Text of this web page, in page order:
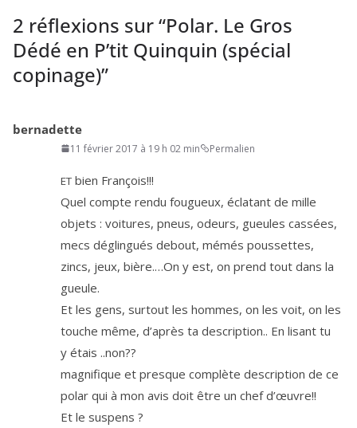
2 réflexions sur “Polar. Le Gros
Dédé en P’tit Quinquin (spécial
copinage)”
bernadette
11 février 2017 à 19 h 02 min Permalien
ET bien François!!!
Quel compte ren­du fou­gueux, écla­tant de mille
objets : voi­tures, pneus, odeurs, gueules cas­sées,
mecs déglin­gués debout, mémés pous­settes,
zincs, jeux, bière.…On y est, on prend tout dans la
gueule.
Et les gens, sur­tout les hommes, on les voit, on les
touche même, d’a­près ta des­crip­tion.. En lisant tu
y étais ..non??
magni­fique et presque com­plète des­crip­tion de ce
polar qui à mon avis doit être un chef d’œuvre!!
Et le suspens ?